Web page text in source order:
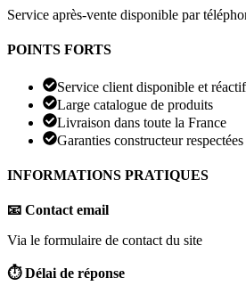
Service après-vente disponible par
POINTS FORTS
Service client disponible et réactif
Large catalogue de produits
Livraison dans toute la France
Garanties constructeur respectées
INFORMATIONS PRATIQUES
📧 Contact email
Via le formulaire de contact du site
⏱️ Délai de réponse